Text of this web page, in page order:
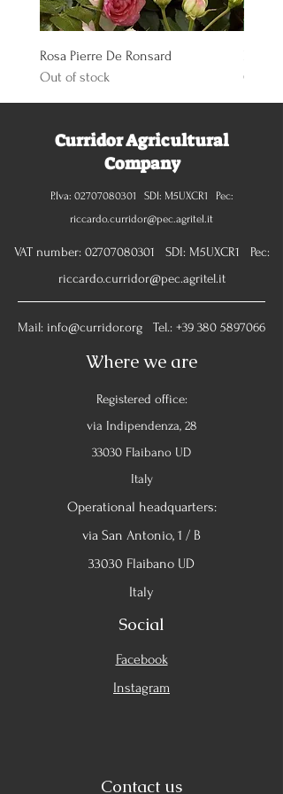
Rosa Pierre De Ronsard
Out of stock
Out of
Curridor Agricultural
Company
P.Iva: 02707080301 SDI: M5UXCR1 Pec:
riccardo.curridor@pec.agritel.it
VAT number: 02707080301 SDI: M5UXCR1 Pec:
riccardo.curridor@pec.agritel.it
Mail: info@curridor.org Tel.: +39 380 5897066
Where we are
Registered office:
via Indipendenza, 28
33030 Flaibano UD
Italy
Operational headquarters:
via San Antonio, 1 / B
33030 Flaibano UD
Italy
Social
Facebook
Instagram
Contact us